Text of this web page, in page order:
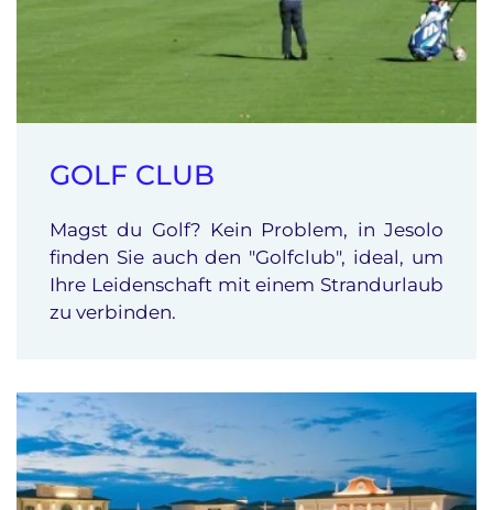
GOLF CLUB
Magst du Golf? Kein Problem, in Jesolo
finden Sie auch den "Golfclub", ideal, um
Ihre Leidenschaft mit einem Strandurlaub
zu verbinden.